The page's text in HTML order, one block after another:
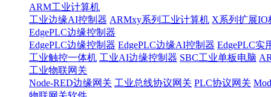
ARM工业计算机
工业边缘AI控制器 ARMxy系列工业计算机 X系列扩展IO
EdgePLC边缘控制器
EdgePLC边缘控制器 EdgePLC边缘AI控制器 EdgePLC实
工业触控一体机 工业AI边缘控制器 SBC工业单板电脑
工业物联网关
Node-RED边缘网关 工业总线协议网关 PLC协议网关